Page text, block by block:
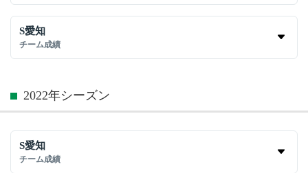
S愛知
チーム成績
2022年シーズン
S愛知
チーム成績